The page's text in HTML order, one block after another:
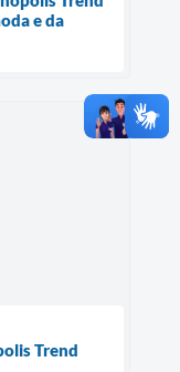
e da
Trend